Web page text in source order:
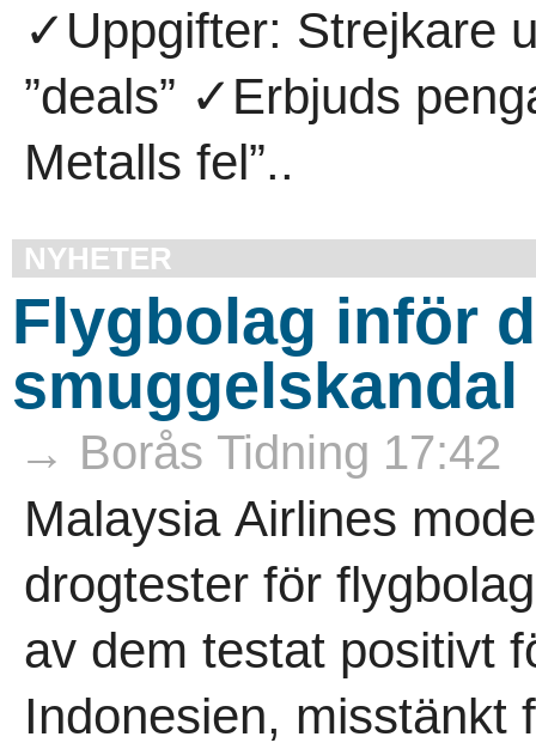
✓Uppgifter: Strejkare
”deals” ✓Erbjuds
Metalls fel”..
NYHETER
Flygbolag inför
smuggelskandal
→ Borås Tidning 17:42
Malaysia Airlines
drogtester för
av dem testat positivt
Indonesien, misstänkt